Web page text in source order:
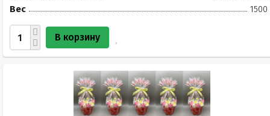
Вес
1500
В корзину